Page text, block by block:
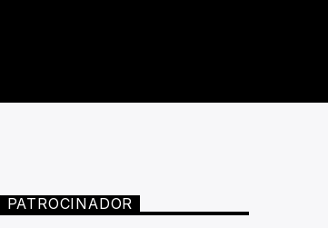
PATROCINADOR